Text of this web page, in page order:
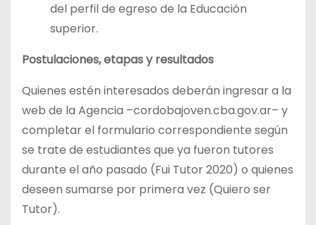
del perfil de egreso de la Educación
superior.
Postulaciones, etapas y resultados
Quienes estén interesados deberán ingresar a la
web de la Agencia –cordobajoven.cba.gov.ar– y
completar el formulario correspondiente según
se trate de estudiantes que ya fueron tutores
durante el año pasado (Fui Tutor 2020) o quienes
deseen sumarse por primera vez (Quiero ser
Tutor).